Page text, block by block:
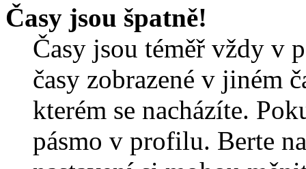
Časy jsou špatně!
Časy jsou téměř vždy v
časy zobrazené v jiném
kterém se nacházíte.
pásmo v profilu. Berte